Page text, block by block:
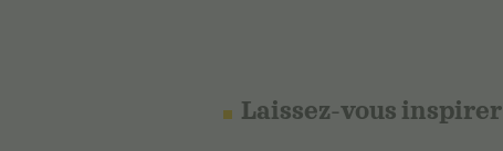
Laissez-vous inspirer